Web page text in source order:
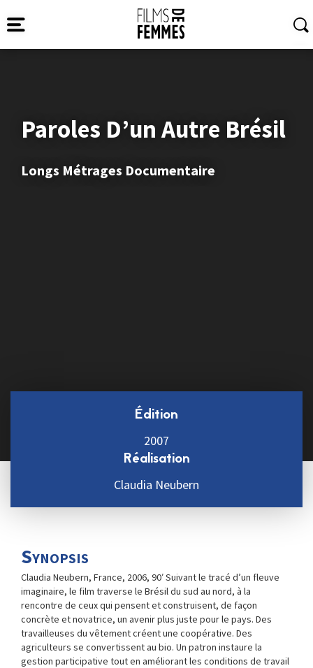
Paroles D’un Autre Brésil
Longs Métrages Documentaire
Édition
2007
Réalisation
Claudia Neubern
Synopsis
Claudia Neubern, France, 2006, 90′ Suivant le tracé d’un fleuve
imaginaire, le film traverse le Brésil du sud au nord, à la
rencontre de ceux qui pensent et construisent, de façon
concrète et novatrice, un avenir plus juste pour le pays. Des
travailleuses du vêtement créent une coopérative. Des
agriculteurs se convertissent au bio. Un patron instaure la
gestion participative tout en améliorant les conditions de travail